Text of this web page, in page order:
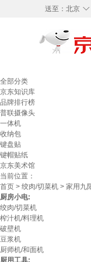
◇
送至： 北京
全部分类
京东知识库
品牌排行榜
普联摄像头
一体机
收纳包
键盘贴
键帽贴纸
京东美术馆
当前位置：
首页 > 绞肉/切菜机 > 家用九
厨房小电:
绞肉/切菜机
榨汁机/料理机
破壁机
豆浆机
厨师机/和面机
厨用工具: